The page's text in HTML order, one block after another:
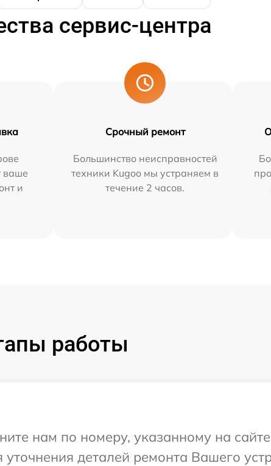
сервис-центра
ваше
и
Срочный ремонт
Большинство неисправностей
техники Kugoo мы устраняем в
течение 2 часов.
работы
нам по номеру, указанному на
деталей ремонта Вашего